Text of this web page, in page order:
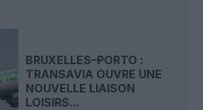
BRUXELLES–PORTO :
TRANSAVIA OUVRE UNE
NOUVELLE LIAISON
LOISIRS...